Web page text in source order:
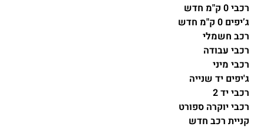
רכבי 0 ק"מ חדש
ג’יפים 0 ק"מ חדש
רכב חשמלי
רכבי עבודה
רכבי מיני
ג'יפים יד שנייה
רכבי יד 2
רכבי יוקרה ספורט
קניית רכב חדש